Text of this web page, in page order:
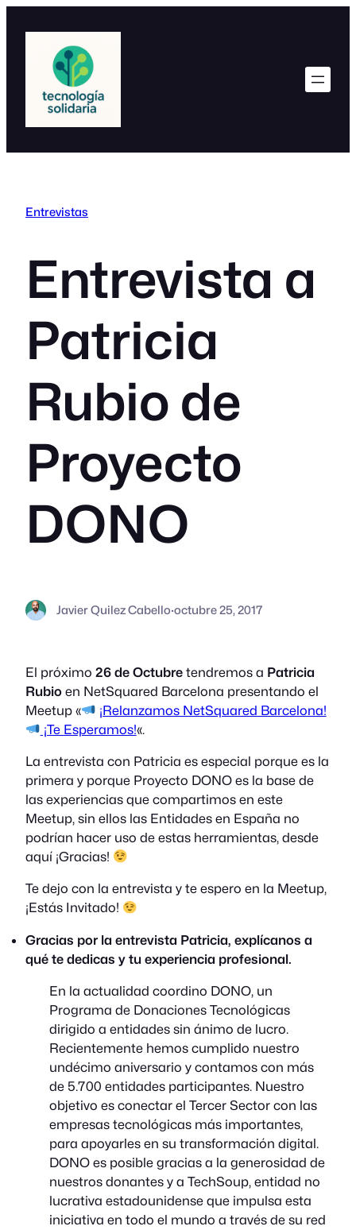
contenido
Entrevistas
Entrevista a
Patricia
Rubio de
Proyecto
DONO
Javier Quilez Cabello·octubre 25, 2017
El próximo 26 de Octubre tendremos a Patricia
Rubio en NetSquared Barcelona presentando el
Meetup «
¡Relanzamos NetSquared Barcelona!
¡Te Esperamos!«.
La entrevista con Patricia es especial porque es la
primera y porque Proyecto DONO es la base de
las experiencias que compartimos en este
Meetup, sin ellos las Entidades en España no
podrían hacer uso de estas herramientas, desde
aquí ¡Gracias!
Te dejo con la entrevista y te espero en la Meetup,
¡Estás Invitado!
Gracias por la entrevista Patricia, explícanos a
qué te dedicas y tu experiencia profesional.
En la actualidad coordino DONO, un
Programa de Donaciones Tecnológicas
dirigido a entidades sin ánimo de lucro.
Recientemente hemos cumplido nuestro
undécimo aniversario y contamos con más
de 5.700 entidades participantes. Nuestro
objetivo es conectar el Tercer Sector con las
empresas tecnológicas más importantes,
para apoyarles en su transformación digital.
DONO es posible gracias a la generosidad de
nuestros donantes y a TechSoup, entidad no
lucrativa estadounidense que impulsa esta
iniciativa en todo el mundo a través de su red